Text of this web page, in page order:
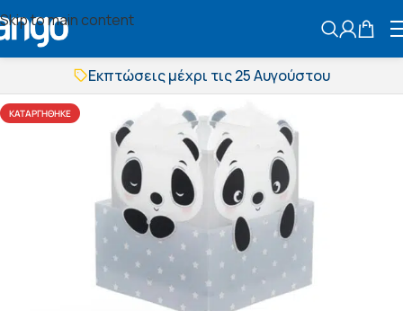
Skip to main content
Εκπτώσεις μέχρι τις 25 Αυγούστου
Δωρεάν μεταφορικά
BOXNOW αποστολή
Άμεση παράδοση
Εκπτώσεις μέχρι τις 25 Αυγούστου
Δωρεάν μεταφορικά
BOXNOW αποστολή
Άμεση παράδοση
ΚΑΤΑΡΓΉΘΗΚΕ